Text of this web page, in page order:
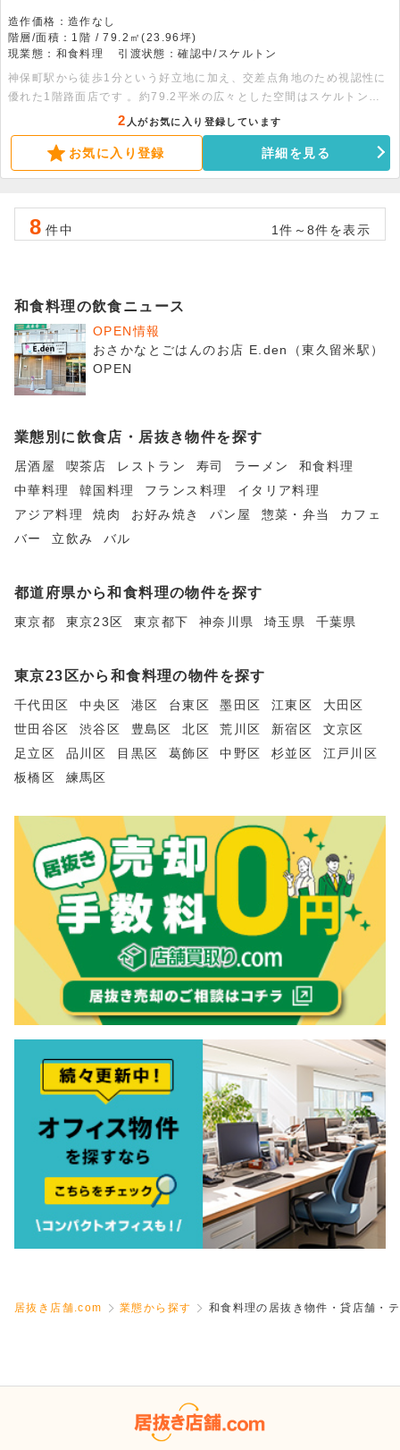
造作価格：造作なし
階層/面積：1階 / 79.2㎡(23.96坪)
現業態：和食料理
引渡状態：確認中/スケルトン
神保町駅から徒歩1分という好立地に加え、交差点角地のため視認性に
優れた1階路面店です 。約79.2平米の広々とした空間はスケルトン渡
しで、カフェや居酒屋など幅広い飲食業態にも対応可能です 。看板取
付スペースもあり、集客が期待できる好条件の物件で新しい挑戦を始め
ませんか 。
2 人がお気に入り登録しています
お気に入り登録 詳細を見る
8 件中 1件～8件を表示
和食料理の飲食ニュース
OPEN情報
おさかなとごはんのお店 E.den（東久留米駅）
OPEN
業態別に飲食店・居抜き物件を探す
居酒屋 喫茶店 レストラン 寿司 ラーメン
和食料理
中華料理
韓国料理 フランス料理
イタリア料理
アジア料理
焼肉 お好み焼き パン屋 惣菜・弁当
カフェ
バー
立飲み バル
都道府県から和食料理の物件を探す
東京都 東京23区 東京都下 神奈川県 埼玉県 千葉県
東京23区から和食料理の物件を探す
千代田区 中央区 港区 台東区 墨田区 江東区
大田区
世田谷区
渋谷区 豊島区 北区 荒川区 新宿区
文京区
足立区
品川区 目黒区 葛飾区 中野区 杉並区
江戸川区
板橋区
練馬区
居抜き店舗.com 業態から探す 和食料理の居抜き物件・貸店舗・